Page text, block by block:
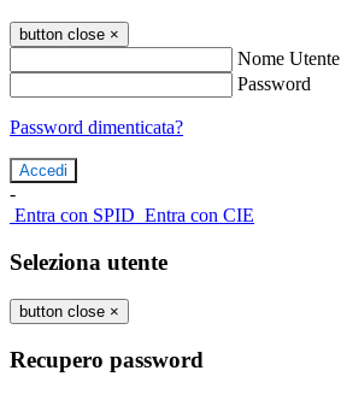
button close ×
Nome Utente
Password
Password dimenticata?
-
Entra con SPID Entra con CIE
Seleziona utente
button close ×
Recupero password